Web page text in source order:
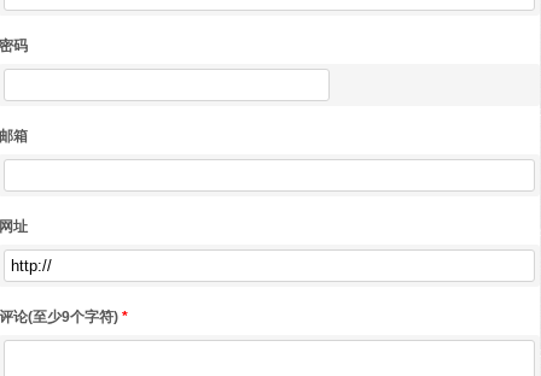
密码
邮箱
网址
评论(至少9个字符) *